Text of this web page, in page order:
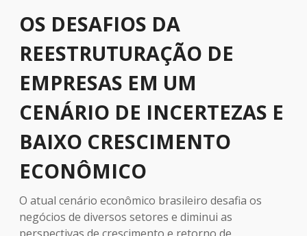
OS DESAFIOS DA
REESTRUTURAÇÃO DE
EMPRESAS EM UM
CENÁRIO DE INCERTEZAS E
BAIXO CRESCIMENTO
ECONÔMICO
O atual cenário econômico brasileiro desafia os
negócios de diversos setores e diminui as